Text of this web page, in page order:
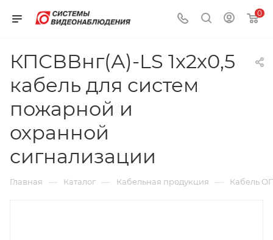
0
КПСВВнг(А)-LS 1х2х0,5
кабель для систем
пожарной и
охранной
сигнализации
Главная — Каталог — Кабельная продукция — Кабель